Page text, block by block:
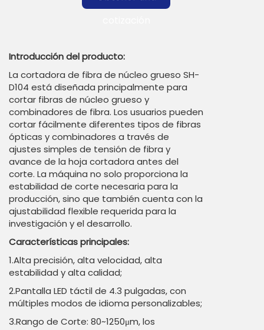
Introducción del producto:
La cortadora de fibra de núcleo grueso SH-
D104 está diseñada principalmente para
cortar fibras de núcleo grueso y
combinadores de fibra. Los usuarios pueden
cortar fácilmente diferentes tipos de fibras
ópticas y combinadores a través de
ajustes simples de tensión de fibra y
avance de la hoja cortadora antes del
corte. La máquina no solo proporciona la
estabilidad de corte necesaria para la
producción, sino que también cuenta con la
ajustabilidad flexible requerida para la
investigación y el desarrollo.
Características principales:
1.Alta precisión, alta velocidad, alta
estabilidad y alta calidad;
2.Pantalla LED táctil de 4.3 pulgadas, con
múltiples modos de idioma personalizables;
3.Rango de Corte: 80~1250μm, los